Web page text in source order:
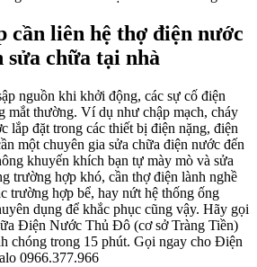
cần liên hệ thợ điện nước
sửa chữa tại nhà
nguồn khi khởi động, các sự cố điện
mắt thường. Ví dụ như chập mạch, cháy
lắp đặt trong các thiết bị điện nặng, điện
một chuyên gia sửa chữa điện nước đến
khuyến khích bạn tự mày mò và sửa
trường hợp khó, cần thợ điện lành nghề
trường hợp bể, hay nứt hệ thống ống
dụng để khắc phục cũng vậy. Hãy gọi
Điện Nước Thủ Đô (cơ sở Tràng Tiền)
chóng trong 15 phút. Gọi ngay cho Điện
0966.377.966